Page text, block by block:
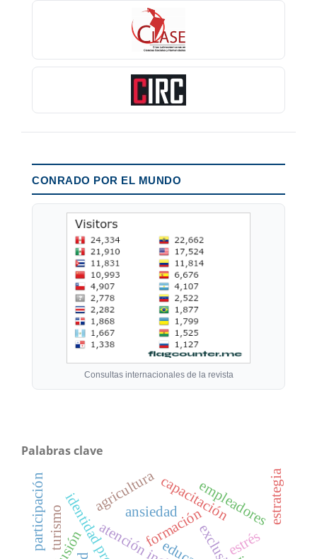
CONRADO POR EL MUNDO
Consultas internacionales de la revista
Palabras clave
formación
capacitación
estrés
ansiedad
agricultura
turismo
participación empleadores estrategia